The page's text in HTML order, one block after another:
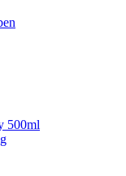
500ml